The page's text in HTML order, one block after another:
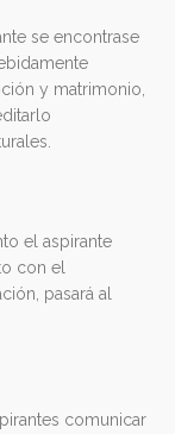
se encontrase
y matrimonio,
el aspirante
con el
pasará al
comunicar